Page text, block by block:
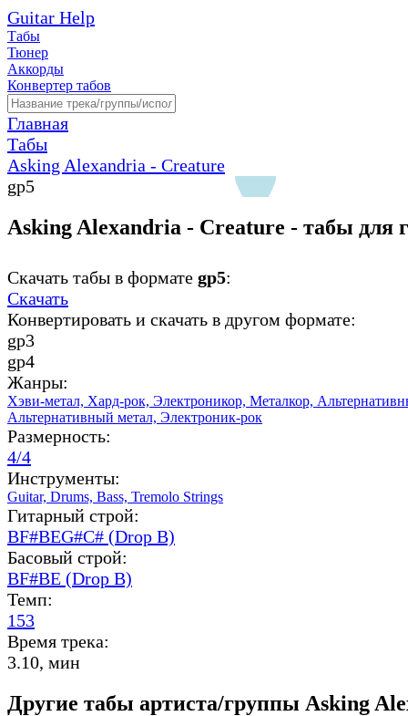
Guitar Help
Табы
Тюнер
Аккорды
Конвертер табов
Главная
Табы
Asking Alexandria - Creature
gp5
Asking Alexandria - Creature - табы для
Скачать табы в формате gp5:
Скачать
Конвертировать и скачать в другом формате:
gp3
gp4
Жанры:
Хэви-метал, Хард-рок, Электроникор, Металкор,
Альтернативный метал, Электроник-рок
Размерность:
4/4
Инструменты:
Guitar, Drums, Bass, Tremolo Strings
Гитарный строй:
BF#BEG#C# (Drop B)
Басовый строй:
BF#BE (Drop B)
Темп:
153
Время трека:
3.10, мин
Другие табы артиста/группы Asking